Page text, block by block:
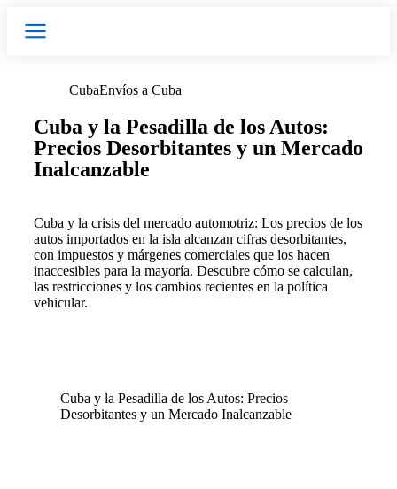
CubaEnvíos a Cuba
Cuba y la Pesadilla de los Autos:
Precios Desorbitantes y un Mercado
Inalcanzable
Cuba y la crisis del mercado automotriz: Los precios de los
autos importados en la isla alcanzan cifras desorbitantes,
con impuestos y márgenes comerciales que los hacen
inaccesibles para la mayoría. Descubre cómo se calculan,
las restricciones y los cambios recientes en la política
vehicular.
Cuba y la Pesadilla de los Autos: Precios
Desorbitantes y un Mercado Inalcanzable